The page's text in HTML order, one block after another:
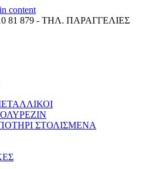
content
81 879 - ΤΗΛ. ΠΑΡΑΓΓΕΛΙΕΣ
ΣΤΟΛΙΣΜΕΝΑ